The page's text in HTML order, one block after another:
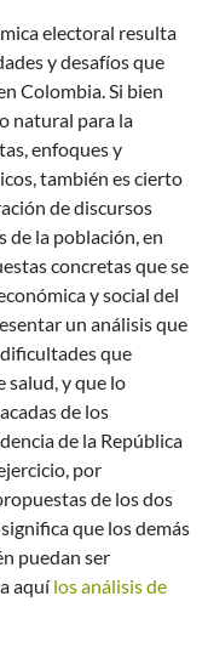
electoral resulta
y desafíos que
Colombia. Si bien
natural para la
enfoques y
también es cierto
de discursos
de la población, en
concretas que se
y social del
un análisis que
que
salud, y que lo
de los
de la República
por
de los dos
que los demás
puedan ser
aquí los análisis de